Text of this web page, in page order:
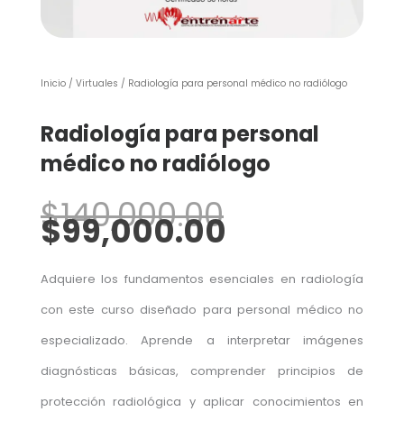
Inicio / Virtuales / Radiología para personal médico no radiólogo
Radiología para personal
médico no radiólogo
$140,000.00Elprecio
original
$99,000.00
Adquiere los fundamentos esenciales en radiología
con este curso diseñado para personal médico no
especializado. Aprende a interpretar imágenes
diagnósticas básicas, comprender principios de
protección radiológica y aplicar conocimientos en